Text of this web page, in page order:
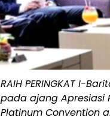
RAIH PERINGKAT I-
pada ajang Apresiasi
Platinum Convention